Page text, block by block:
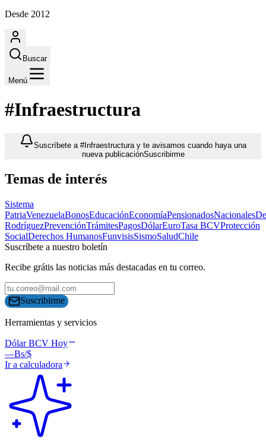
Desde 2012
Buscar
Menú
#Infraestructura
Suscríbete a #Infraestructura y te avisamos cuando haya una
nueva publicaciónSuscribirme
Temas de interés
Sistema
PatriaVenezuelaBonosEducaciónEconomíaPensionadosNacionales
RodríguezPrevenciónTrámitesPagosDólarEuroTasa BCVProtección
SocialDerechos HumanosFunvisisSismoSaludChile
Suscríbete a nuestro boletín
Recibe grátis las noticias más destacadas en tu correo.
Suscribirme
Herramientas y servicios
Dólar BCV Hoy
—Bs/$
Ir a calculadora